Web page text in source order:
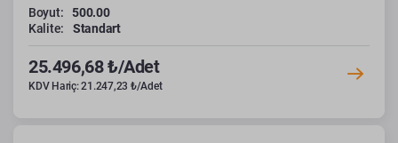
Boyut:
500.00
Kalite:
Standart
25.496,68 ₺/Adet
KDV Hariç: 21.247,23 ₺/Adet